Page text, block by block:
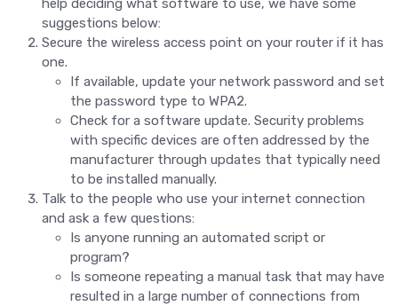
help deciding what software to use, we have some
suggestions below:
Secure the wireless access point on your router if it has
one.
If available, update your network password and set
the password type to WPA2.
Check for a software update. Security problems
with specific devices are often addressed by the
manufacturer through updates that typically need
to be installed manually.
Talk to the people who use your internet connection
and ask a few questions:
Is anyone running an automated script or
program?
Is someone repeating a manual task that may have
resulted in a large number of connections from